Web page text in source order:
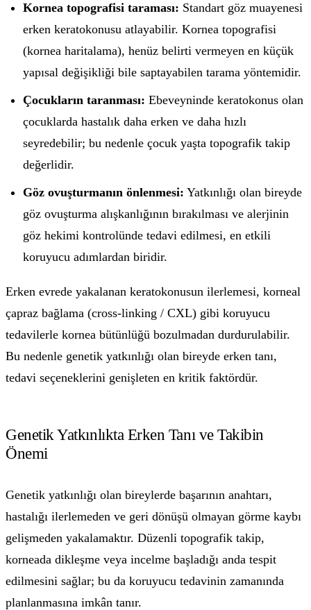
Kornea topografisi taraması: Standart göz muayenesi
erken keratokonusu atlayabilir. Kornea topografisi
(kornea haritalama), henüz belirti vermeyen en küçük
yapısal değişikliği bile saptayabilen tarama yöntemidir.
Çocukların taranması: Ebeveyninde keratokonus olan
çocuklarda hastalık daha erken ve daha hızlı
seyredebilir; bu nedenle çocuk yaşta topografik takip
değerlidir.
Göz ovuşturmanın önlenmesi: Yatkınlığı olan bireyde
göz ovuşturma alışkanlığının bırakılması ve alerjinin
göz hekimi kontrolünde tedavi edilmesi, en etkili
koruyucu adımlardan biridir.
Erken evrede yakalanan keratokonusun ilerlemesi, korneal
çapraz bağlama (cross-linking / CXL) gibi koruyucu
tedavilerle kornea bütünlüğü bozulmadan durdurulabilir.
Bu nedenle genetik yatkınlığı olan bireyde erken tanı,
tedavi seçeneklerini genişleten en kritik faktördür.
Genetik Yatkınlıkta Erken Tanı ve Takibin
Önemi
Genetik yatkınlığı olan bireylerde başarının anahtarı,
hastalığı ilerlemeden ve geri dönüşü olmayan görme kaybı
gelişmeden yakalamaktır. Düzenli topografik takip,
korneada dikleşme veya incelme başladığı anda tespit
edilmesini sağlar; bu da koruyucu tedavinin zamanında
planlanmasına imkân tanır.